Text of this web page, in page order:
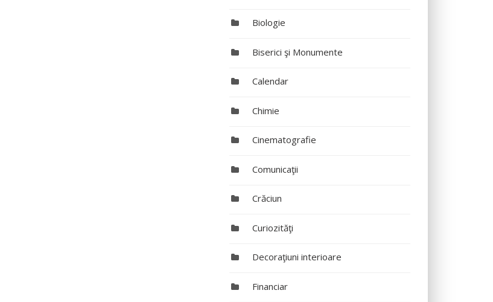
Biologie
Biserici şi Monumente
Calendar
Chimie
Cinematografie
Comunicaţii
Crăciun
Curiozităţi
Decoraţiuni interioare
Financiar